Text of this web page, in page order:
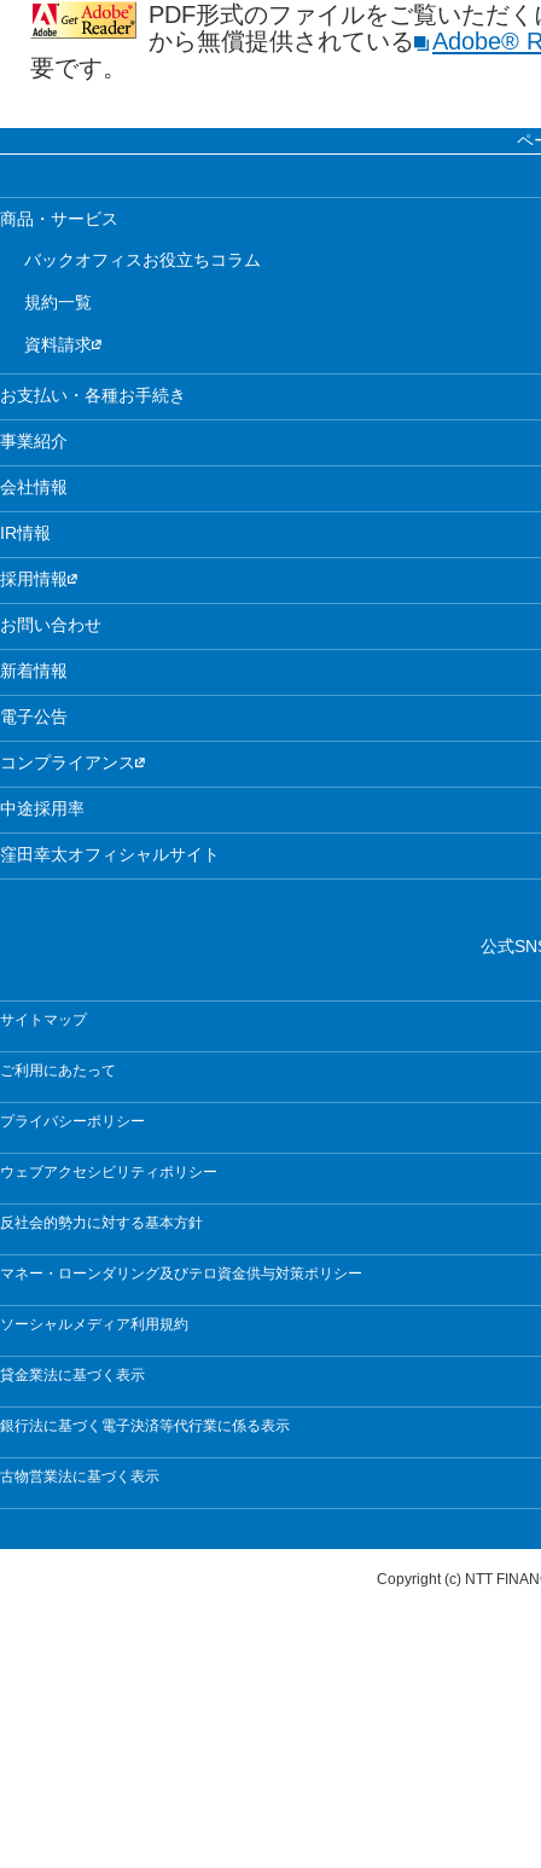
PDF形式のファイルをご覧いただ
から無償提供されている
Adobe®
要です。
ペ
商品・サービス
バックオフィスお役立ちコラム
規約一覧
資料請求
お支払い・各種お手続き
事業紹介
会社情報
IR情報
採用情報
お問い合わせ
新着情報
電子公告
コンプライアンス
中途採用率
窪田幸太オフィシャルサイト
公式
サイトマップ
ご利用にあたって
プライバシーポリシー
ウェブアクセシビリティポリシー
反社会的勢力に対する基本方針
マネー・ローンダリング及びテロ資金供与対策ポリシー
ソーシャルメディア利用規約
貸金業法に基づく表示
銀行法に基づく電子決済等代行業に係る表示
古物営業法に基づく表示
Copyright (c) NTT